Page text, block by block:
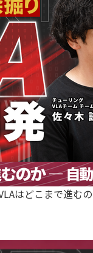
はどこまで進む